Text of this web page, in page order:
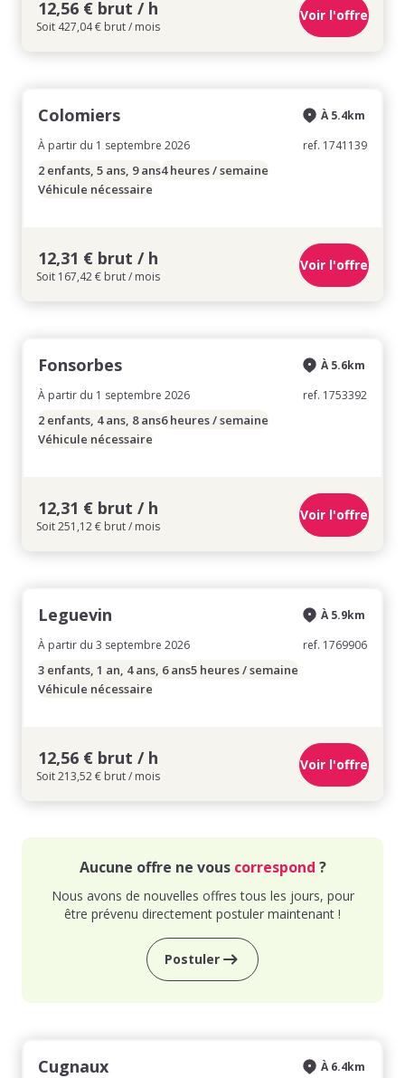
12,56 € brut / h
Soit 427,04 € brut / mois
Voir l'offre
Colomiers
À partir du 1 septembre 2026
À 5.4km
ref. 1741139
2 enfants, 5 ans, 9 ans4 heures / semaine
Véhicule nécessaire
12,31 € brut / h
Soit 167,42 € brut / mois
Voir l'offre
Fonsorbes
À partir du 1 septembre 2026
À 5.6km
ref. 1753392
2 enfants, 4 ans, 8 ans6 heures / semaine
Véhicule nécessaire
12,31 € brut / h
Soit 251,12 € brut / mois
Voir l'offre
Leguevin
À partir du 3 septembre 2026
À 5.9km
ref. 1769906
3 enfants, 1 an, 4 ans, 6 ans5 heures / semaine
Véhicule nécessaire
12,56 € brut / h
Soit 213,52 € brut / mois
Voir l'offre
Aucune offre ne vous correspond ?
Nous avons de nouvelles offres tous les jours, pour
être prévenu directement postuler maintenant !
Postuler
Cugnaux
À 6.4km